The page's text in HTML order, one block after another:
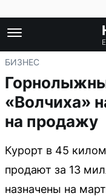
БИЗНЕС
«Волчиха»
на продажу
Курорт в 45
продают за 13
назначены на